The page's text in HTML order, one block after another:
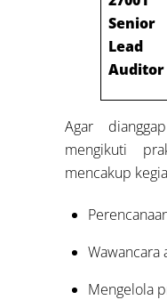
Senior
Lead
Auditor
Agar
mengikuti
mencakup
Wawancara
Mengelola